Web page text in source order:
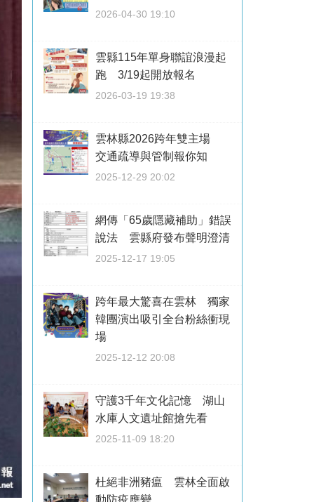
2026-04-30 19:10
雲縣115年單身聯誼浪漫起
跑 3/19起開放報名
2026-03-19 19:38
雲林縣2026跨年雙主場
交通疏導與管制報你知
2025-12-29 20:02
網傳「65歲隱藏補助」錯誤
說法 雲縣府發布聲明澄清
2025-12-17 19:05
跨年最大驚喜在雲林 獨家
韓團演出吸引全台粉絲衝現
場
2025-12-12 20:08
守護3千年文化記憶 湖山
水庫人文遺址館搶先看
2025-11-09 18:20
杜絕非洲豬瘟 雲林全面啟
動防疫應變